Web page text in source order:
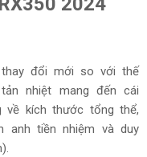
thay đổi mới so với thế
nhiệt mang đến cái
về kích thước tổng thể,
anh tiền nhiệm và duy